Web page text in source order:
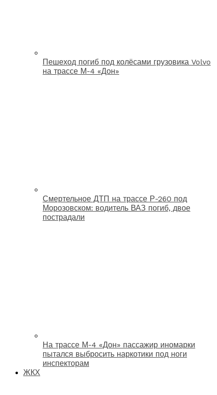
Пешеход погиб под колёсами грузовика Volvo
на трассе М-4 «Дон»
Смертельное ДТП на трассе Р-260 под
Морозовском: водитель ВАЗ погиб, двое
пострадали
На трассе М-4 «Дон» пассажир иномарки
пытался выбросить наркотики под ноги
инспекторам
ЖКХ